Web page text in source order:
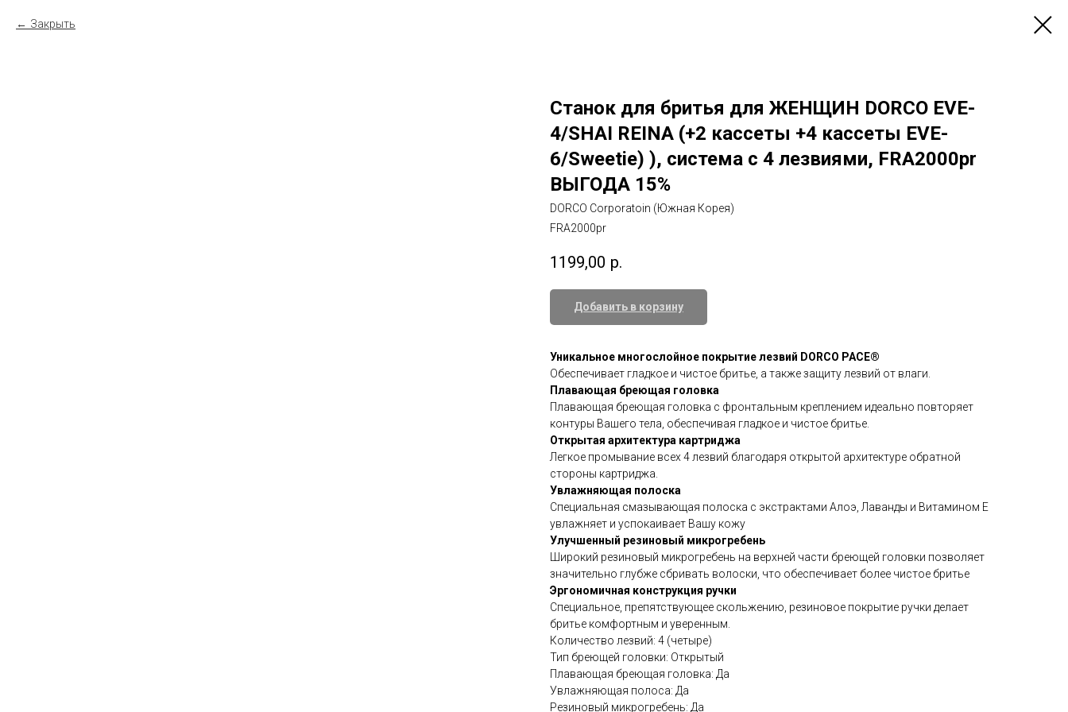
Закрыть
Станок для бритья для ЖЕНЩИН DORCO EVE-
4/SHAI REINA (+2 кассеты +4 кассеты EVE-
6/Sweetie) ), система с 4 лезвиями, FRA2000pr
ВЫГОДА 15%
DORCO Corporatoin (Южная Корея)
FRA2000pr
1199,00 р.
Добавить в корзину
Уникальное многослойное покрытие лезвий DORCO PACE®
Обеспечивает гладкое и чистое бритье, а также защиту лезвий от влаги.
Плавающая бреющая головка
Плавающая бреющая головка с фронтальным креплением идеально повторяет
контуры Вашего тела, обеспечивая гладкое и чистое бритье.
Открытая архитектура картриджа
Легкое промывание всех 4 лезвий благодаря открытой архитектуре обратной
стороны картриджа.
Увлажняющая полоска
Специальная смазывающая полоска с экстрактами Алоэ, Лаванды и Витамином Е
увлажняет и успокаивает Вашу кожу
Улучшенный резиновый микрогребень
Широкий резиновый микрогребень на верхней части бреющей головки позволяет
значительно глубже сбривать волоски, что обеспечивает более чистое бритье
Эргономичная конструкция ручки
Специальное, препятствующее скольжению, резиновое покрытие ручки делает
бритье комфортным и уверенным.
Количество лезвий: 4 (четыре)
Тип бреющей головки: Открытый
Плавающая бреющая головка: Да
Увлажняющая полоса: Да
Резиновый микрогребень: Да